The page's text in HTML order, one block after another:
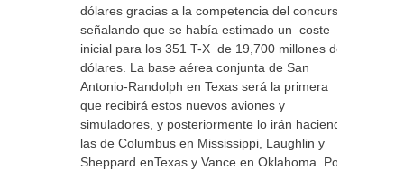
dólares gracias a la competencia del concurso,
señalando que se había estimado un coste
inicial para los 351 T-X de 19,700 millones de
dólares. La base aérea conjunta de San
Antonio-Randolph en Texas será la primera
que recibirá estos nuevos aviones y
simuladores, y posteriormente lo irán haciendo
las de Columbus en Mississippi, Laughlin y
Sheppard enTexas y Vance en Oklahoma. Por